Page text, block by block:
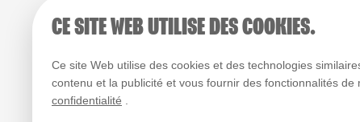
CE SITE WEB UTILISE DES COOKIES.
Ce site Web utilise des cookies et des technologies
contenu et la publicité et vous fournir des fonctionnalités
confidentialité
Couleurs Catalogue Produits Où Acheter
© 2026 Tous droits réservés
La façon dont les couleurs s’affichent varie selon les
les imprimantes. Les couleurs qui s’affichent à l’écran et